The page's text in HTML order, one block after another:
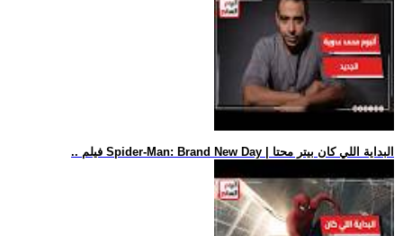
.. فيلم Spider-Man: Brand New Day | البداية اللي كان بيتر محتا